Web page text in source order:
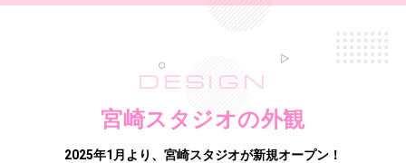
DESIGN
宮崎スタジオの外観
2025年1月より、宮崎スタジオが新規オープン！